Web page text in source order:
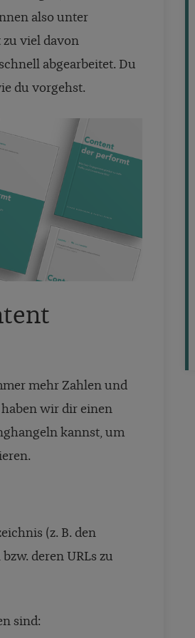
also unter
zu viel davon
abgearbeitet. Du
du vorgehst.
mehr Zahlen und
wir dir einen
kannst, um
(z. B. den
deren URLs zu
sind: